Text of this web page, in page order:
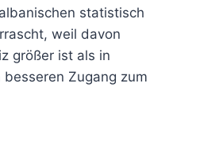
statistisch
weil davon
größer ist als in
Zugang zum